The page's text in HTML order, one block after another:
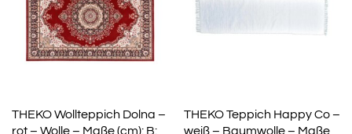
THEKO Wollteppich Dolna –
rot – Wolle – Maße (cm): B:
THEKO Teppich Happy Co –
weiß – Baumwolle – Maße